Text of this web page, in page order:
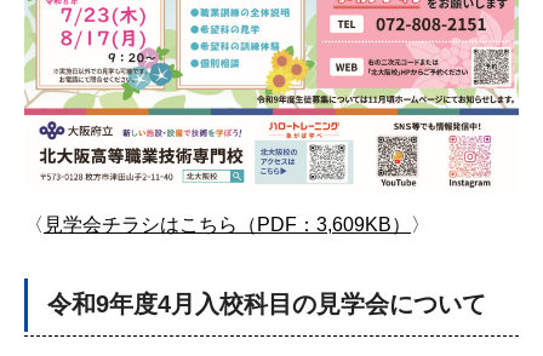
〈 見学会チラシはこちら（PDF：3,609KB） 〉
令和9年度4月入校科目の見学会について